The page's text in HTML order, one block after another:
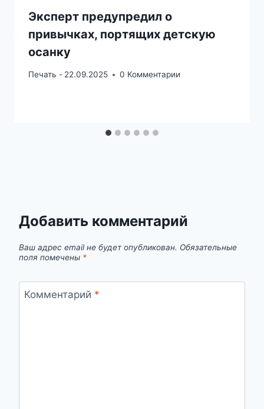
Эксперт предупредил о
привычках, портящих детскую
осанку
Печать - 22.09.2025 0 Комментарии
Добавить комментарий
Ваш адрес email не будет опубликован. Обязательные
поля помечены *
Комментарий *